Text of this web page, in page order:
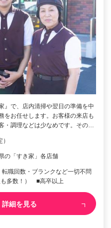
』で、店内清掃や翌日の準備を中
をお任せします。お客様の来店も
・調理などは少なめです。その…
の「すき家」各店舗
職回数・ブランクなど一切不問
も多数！） ■高卒以上
詳細を見る